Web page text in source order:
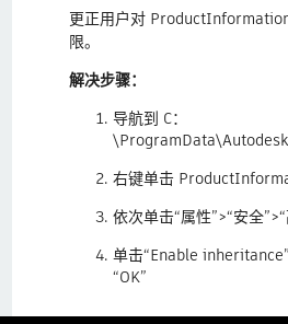
更正用户对
限。
解决步骤：
导航到 C：
右键单击
依次单击“属性”>“安全
单击“Enable
“OK”